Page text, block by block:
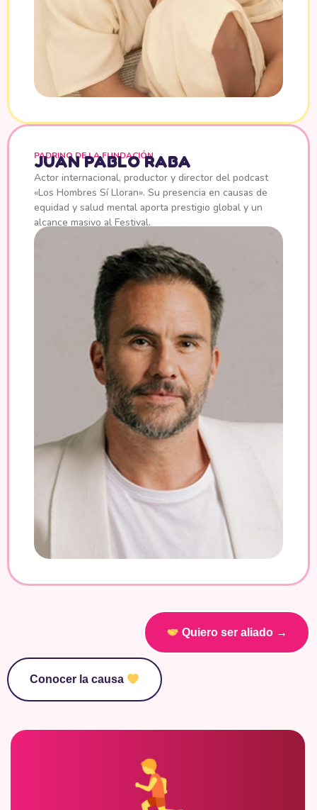
PADRINO DE LA FUNDACIÓN
JUAN PABLO RABA
Actor internacional, productor y director del podcast
«Los Hombres Sí Lloran». Su presencia en causas de
equidad y salud mental aporta prestigio global y un
alcance masivo al Festival.
Quiero ser aliado →
Conocer la causa